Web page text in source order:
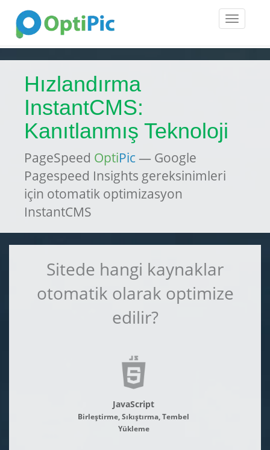
Toggle
Hızlandırma
InstantCMS:
Kanıtlanmış Teknoloji
PageSpeed OptiPic — Google
Pagespeed Insights gereksinimleri
için otomatik optimizasyon
InstantCMS
Sitede hangi kaynaklar
otomatik olarak optimize
edilir?
JavaScript
Birleştirme, Sıkıştırma, Tembel
Yükleme